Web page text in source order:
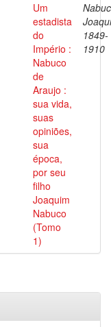
Um
estadista
do
Império :
Nabuco
de
Araujo :
sua vida,
suas
opiniões,
sua
época,
por seu
filho
Joaquim
Nabuco
(Tomo
1)
1849-
1910